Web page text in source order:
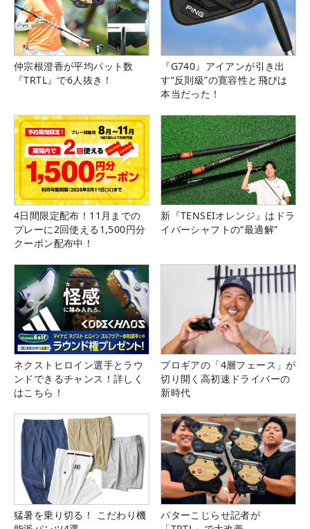
仲宗根澄香が平均パット数
『TRTL』で6人抜き！
『G740』アイアンが引き出
す“反則級”の寛容性と飛びは
本当だった！
4日間限定配布！11月までの
プレーに2回使える1,500円分
クーポン配布中！
新『TENSEIオレンジ』はドラ
イバーシャフトの“最適解”
ネクストヒロイン選手とラウ
ンドできるチャンス！詳しく
はこちら！
プロギアの「4層フェース」が
切り開く高初速ドライバーの
新時代
猛暑を乗り切る！ こだわり機
パターこじらせ記者が